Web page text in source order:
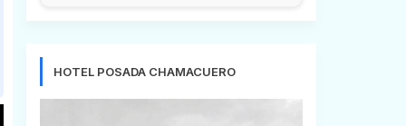
HOTEL POSADA CHAMACUERO